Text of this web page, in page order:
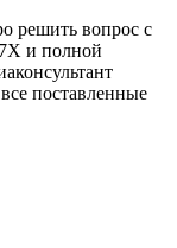
решить вопрос с
и полной
поставленные